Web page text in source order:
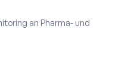
an Pharma- und